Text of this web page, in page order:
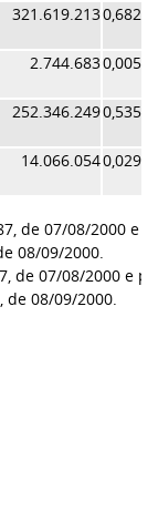
321.619.213
2.744.683
252.346.249
14.066.054
de 07/08/2000 e
08/09/2000.
de 07/08/2000 e
de 08/09/2000.